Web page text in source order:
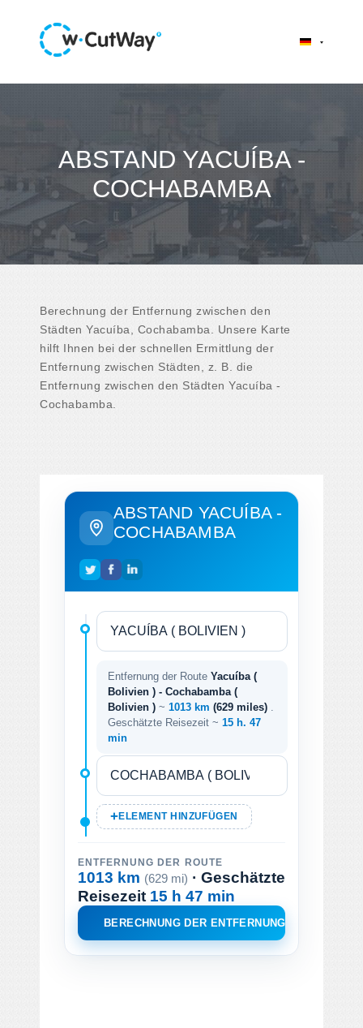
ABSTAND YACUÍBA -
COCHABAMBA
Berechnung der Entfernung zwischen den
Städten Yacuíba, Cochabamba. Unsere Karte
hilft Ihnen bei der schnellen Ermittlung der
Entfernung zwischen Städten, z. B. die
Entfernung zwischen den Städten Yacuíba -
Cochabamba.
ABSTAND YACUÍBA -
COCHABAMBA
Entfernung der Route Yacuíba (
Bolivien ) - Cochabamba (
Bolivien ) ~ 1013 km (629 miles)
Geschätzte Reisezeit ~ 15 h. 47
min
ELEMENT HINZUFÜGEN
ENTFERNUNG DER ROUTE
1013 km (629 mi) · Geschätzte
Reisezeit 15 h 47 min
BERECHNUNG DER ENTFERNUNG